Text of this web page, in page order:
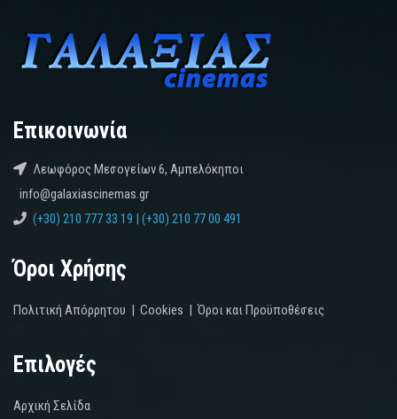
Επικοινωνία
Λεωφόρος Μεσογείων 6, Αμπελόκηποι
info@galaxiascinemas.gr
(+30) 210 777 33 19 | (+30) 210 77 00 491
Όροι Χρήσης
Πολιτική Απόρρητου | Cookies |Όροι και Προϋποθέσεις
Επιλογές
Αρχική Σελίδα